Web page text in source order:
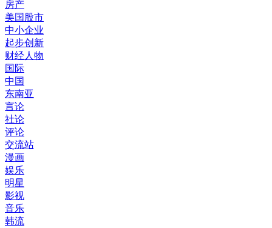
房产
美国股市
中小企业
起步创新
财经人物
国际
中国
东南亚
言论
社论
评论
交流站
漫画
娱乐
明星
影视
音乐
韩流